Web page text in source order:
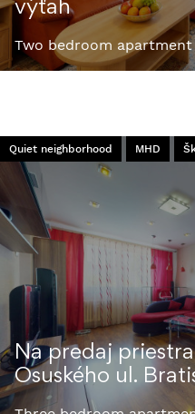
výťah
Two bedroom apartment
Quiet neighborhood MHD
Na predaj
Osuského ul.